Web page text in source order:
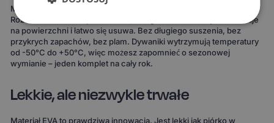
Materiał EVA to gwarancja, że żaden płyn nie wsiąknie w dywanik.
Rozlana kawa, błoto po deszczu, śnieg z butów – wszystko zostaje
na powierzchni i łatwo się usuwa. Bez długiego suszenia, bez
przykrych zapachów, bez plam. Dywaniki wytrzymują temperatury
od -50°C do +50°C, więc możesz zapomnieć o sezonowej
wymianie – jeden komplet na cały rok.
Lekkie, ale niezwykle trwałe
Materiał EVA to prawdziwa innowacja. Jest lekki jak piórko w